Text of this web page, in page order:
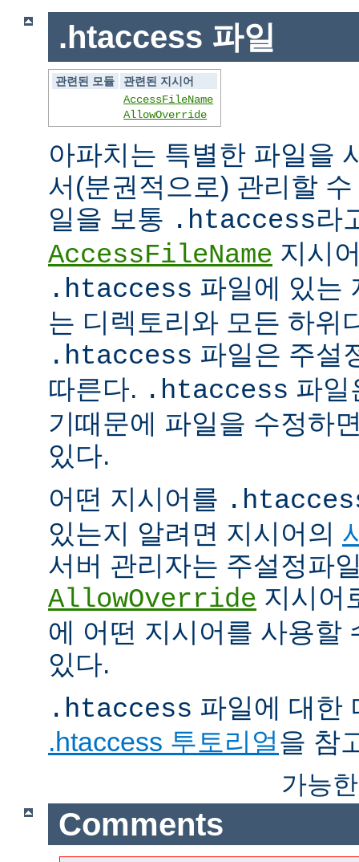
.htaccess 파일
관련된 모듈
관련된 지시어
AccessFileName
AllowOverride
아파치는 특별한 파일을
서(분권적으로) 관리할
일을 보통 .htaccess라
AccessFileName 지시
.htaccess 파일에 있는
는 디렉토리와 모든 하위
.htaccess 파일은 주설
따른다. .htaccess 파일
기때문에 파일을 수정하
있다.
어떤 지시어를
있는지 알려면 지시어의
서버 관리자는 주설정파
AllowOverride 지시어
에 어떤 지시어를 사용할
있다.
.htaccess 파일에 대한
.htaccess 투토리얼을 참
가능
Comments